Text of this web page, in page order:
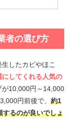
者の選び方
したカビやほこ
してくれる人気の
が10,000円～14,000
円前後で、 約1
するのが良いでしょ